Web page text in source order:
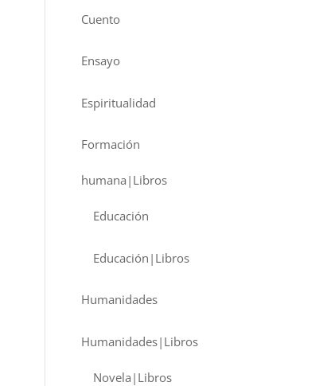
Cuento
Ensayo
Espiritualidad
Formación
humana|Libros
Educación
Educación|Libros
Humanidades
Humanidades|Libros
Novela|Libros